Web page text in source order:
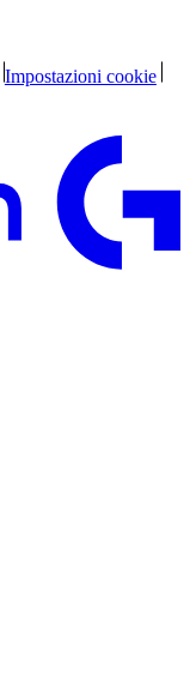
Impostazioni cookie